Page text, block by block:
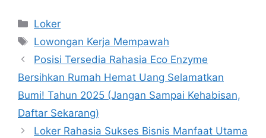
Kategori
Loker
Tag
Lowongan Kerja Mempawah
Posisi Tersedia Rahasia Eco Enzyme
Bersihkan Rumah Hemat Uang Selamatkan
Bumi! Tahun 2025 (Jangan Sampai Kehabisan,
Daftar Sekarang)
Loker Rahasia Sukses Bisnis Manfaat Utama